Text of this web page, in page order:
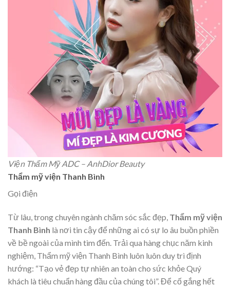
Viện Thẩm Mỹ ADC – AnhDior Beauty
Thẩm mỹ viện Thanh Bình
Gọi điện
Từ lâu, trong chuyên ngành chăm sóc sắc đẹp, Thẩm mỹ viện
Thanh Bình là nơi tin cậy để những ai có sự lo âu buồn phiền
về bề ngoài của mình tìm đến. Trải qua hàng chục năm kinh
nghiệm, Thẩm mỹ viện Thanh Bình luôn luôn duy trì định
hướng: “Tạo vẻ đẹp tự nhiên an toàn cho sức khỏe Quý
khách là tiêu chuẩn hàng đầu của chúng tôi”. Để cố gắng hết